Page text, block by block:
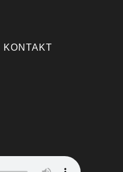
KONTAKT